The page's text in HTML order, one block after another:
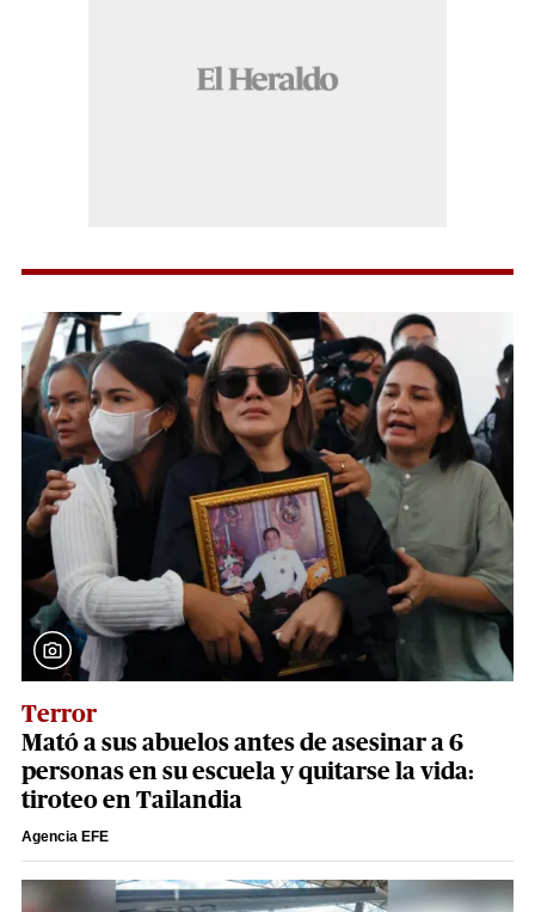
Terror
Mató a sus abuelos antes de asesinar a 6
personas en su escuela y quitarse la vida:
tiroteo en Tailandia
Agencia EFE